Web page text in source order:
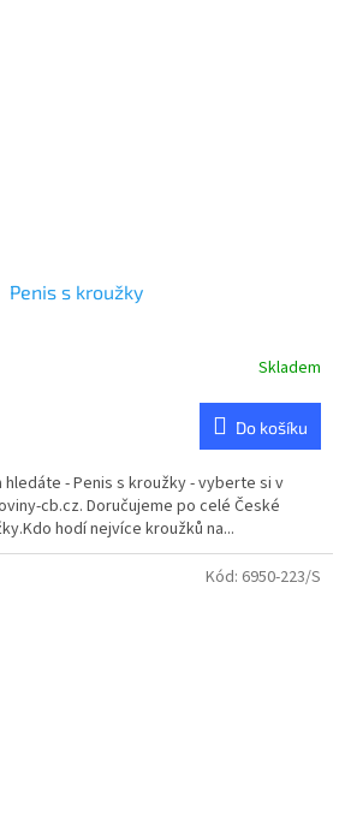
Penis s kroužky
Skladem
Do košíku
- Penis s kroužky - vyberte si v
cb.cz. Doručujeme po celé České
hodí nejvíce kroužků na...
Kód: 6950-223/S